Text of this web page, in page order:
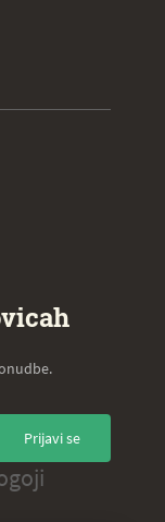
Prijavi se